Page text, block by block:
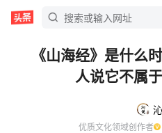
《山海经》是什么
人说它不属
优质文化领域创作者